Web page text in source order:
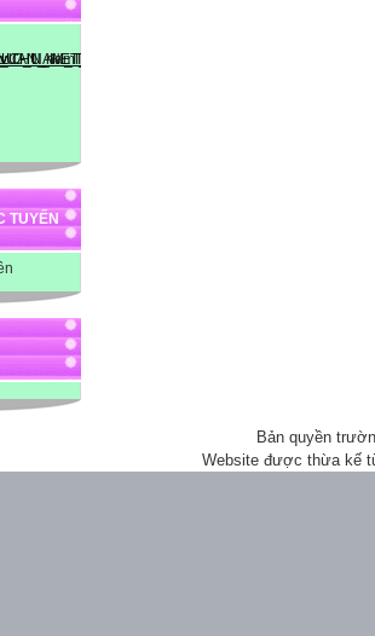
TUYẾN
Bản quyền
Website được thừa kế